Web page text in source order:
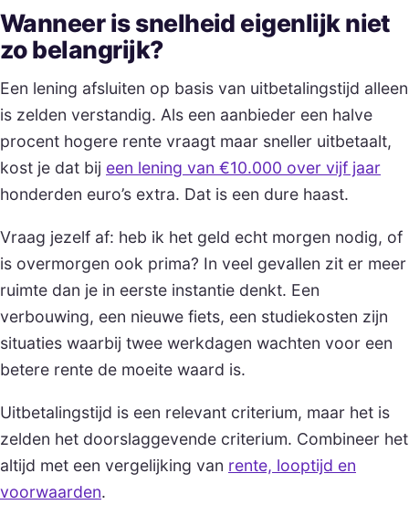
Wanneer is snelheid eigenlijk niet
zo belangrijk?
Een lening afsluiten op basis van uitbetalingstijd alleen
is zelden verstandig. Als een aanbieder een halve
procent hogere rente vraagt maar sneller uitbetaalt,
kost je dat bij een lening van €10.000 over vijf jaar
honderden euro’s extra. Dat is een dure haast.
Vraag jezelf af: heb ik het geld echt morgen nodig, of
is overmorgen ook prima? In veel gevallen zit er meer
ruimte dan je in eerste instantie denkt. Een
verbouwing, een nieuwe fiets, een studiekosten zijn
situaties waarbij twee werkdagen wachten voor een
betere rente de moeite waard is.
Uitbetalingstijd is een relevant criterium, maar het is
zelden het doorslaggevende criterium. Combineer het
altijd met een vergelijking van rente, looptijd en
voorwaarden.